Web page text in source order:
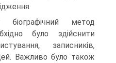
біографічний метод
було здійснити
записників,
Важливо було також